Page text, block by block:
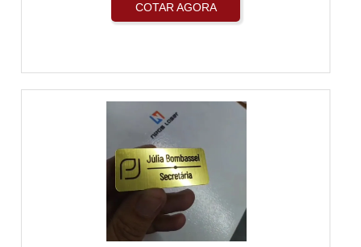
COTAR AGORA